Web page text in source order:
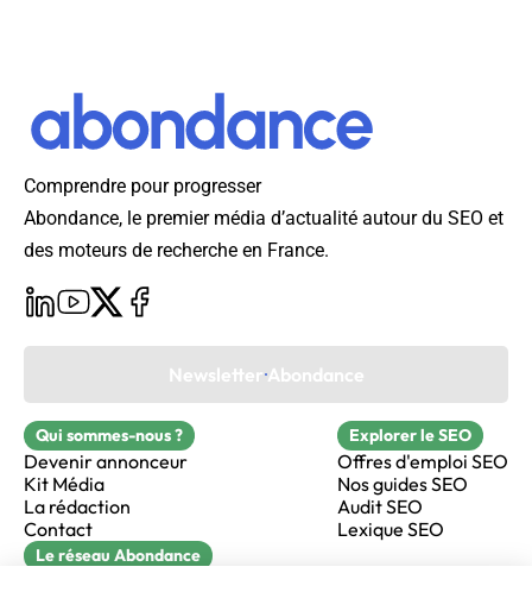
Comprendre pour progresser
Abondance, le premier média d’actualité autour du SEO et
des moteurs de recherche en France.
Newsletter Abondance
Qui sommes-nous ?
Devenir annonceur
Kit Média
La rédaction
Contact
Explorer le SEO
Offres d'emploi SEO
Nos guides SEO
Audit SEO
Lexique SEO
Le réseau Abondance